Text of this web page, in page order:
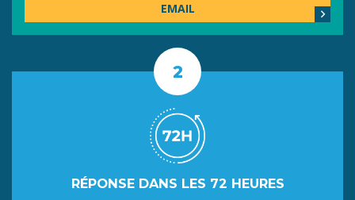
EMAIL
RÉPONSE DANS LES 72 HEURES